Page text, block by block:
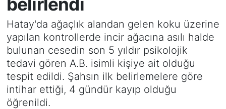
Hatay'da ağaçlık alandan gelen koku üzerine
yapılan kontrollerde incir ağacına asılı halde
bulunan cesedin son 5 yıldır psikolojik
tedavi gören A.B. isimli kişiye ait olduğu
tespit edildi. Şahsın ilk belirlemelere göre
intihar ettiği, 4 gündür kayıp olduğu
öğrenildi.
DÜNYA
KÜLTÜR - SANAT
MAGAZİN
SAĞLIK
Süper Lig Puan Durumu ve Fikstür
Tüm Manşetler
Son Dakika Haberleri
Haber Arşivi